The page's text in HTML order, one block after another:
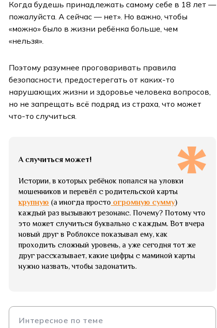
Когда будешь принадлежать самому себе в 18 лет —
пожалуйста. А сейчас — нет». Но важно, чтобы
«можно» было в жизни ребёнка больше, чем
«нельзя».
Поэтому разумнее проговаривать правила
безопасности, предостерегать от каких-то
нарушающих жизни и здоровье человека вопросов,
но не запрещать всё подряд из страха, что может
что-то случиться.
А случиться может!
Истории, в которых ребёнок попался на уловки
мошенников и перевёл с родительской карты
крупную (а иногда просто огромную сумму)
каждый раз вызывают резонанс. Почему? Потому что
это может случиться буквально с каждым. Вот вчера
новый друг в Роблоксе показывал ему, как
проходить сложный уровень, а уже сегодня тот же
друг рассказывает, какие цифры с маминой карты
нужно назвать, чтобы задонатить.
Интересное по теме